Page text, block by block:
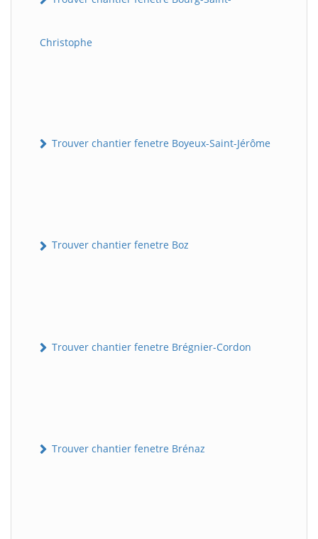
Christophe
Trouver chantier fenetre Boyeux-Saint-Jérôme
Trouver chantier fenetre Boz
Trouver chantier fenetre Brégnier-Cordon
Trouver chantier fenetre Brénaz